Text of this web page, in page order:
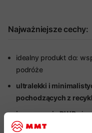
Najważniejsze cechy:
idealny produkt do:
podróże
ultralekki i
pochodzących z
impregnacja DWRnie
związków PFC